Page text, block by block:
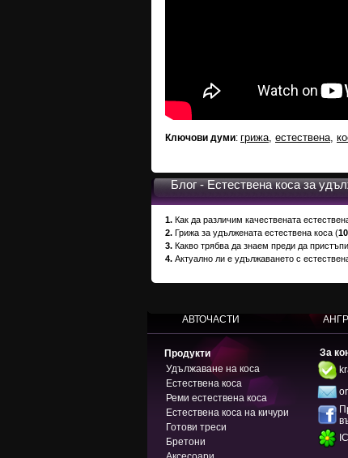
Ключови думи: грижа, естествена,
Блог - Естествена коса за
1. Как да различим качествената
2. Грижа за удължената естествена коса (
3. Какво трябва да знаем преди да
4. Актуално ли е удължаването с
АВТОЧАСТИ
Продукти
Удължаване на коса
Естествена коса
Реми естествена коса
Естествена коса на кичури
Готови треси
Бретони
За